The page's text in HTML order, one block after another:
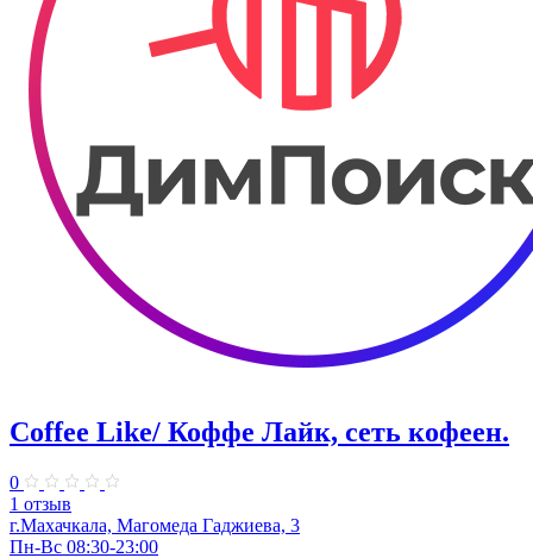
Coffee Like/ Коффе Лайк, сеть кофеен.
0
1 отзыв
г.Махачкала, Магомеда Гаджиева, 3
Пн-Вс 08:30-23:00